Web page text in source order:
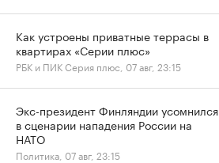
Как устроены приватные террасы в
квартирах «Серии плюс»
РБК и ПИК Серия плюс, 07 авг, 23:15
Экс-президент Финляндии усомнился
в сценарии нападения России на
НАТО
Политика, 07 авг, 23:15